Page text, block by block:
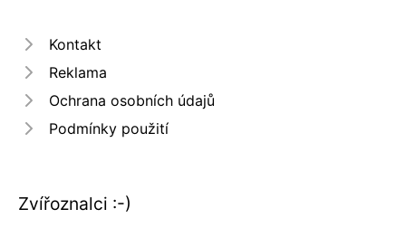
Kontakt
Reklama
Ochrana osobních údajů
Podmínky použití
Zvířoznalci :-)